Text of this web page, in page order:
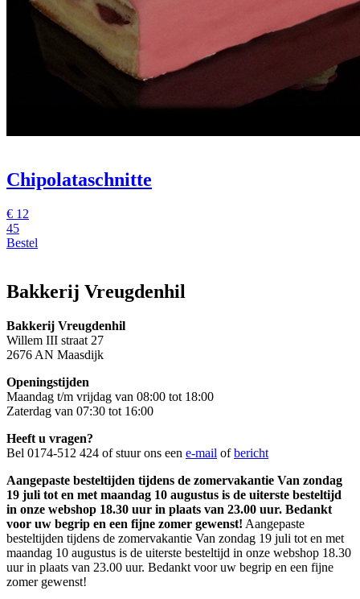
Chipolataschnitte
€ 12
45
Bestel
Bakkerij Vreugdenhil
Bakkerij Vreugdenhil
Willem III straat 27
2676 AN Maasdijk
Openingstijden
Maandag t/m vrijdag van 08:00 tot 18:00
Zaterdag van 07:30 tot 16:00
Heeft u vragen?
Bel 0174-512 424 of stuur ons een e-mail ofbericht
Aangepaste besteltijden tijdens de zomervakantie Van zondag
19 juli tot en met maandag 10 augustus is de uiterste besteltijd
in onze webshop 18.30 uur in plaats van 23.00 uur. Bedankt
voor uw begrip en een fijne zomer gewenst! Aangepaste
besteltijden tijdens de zomervakantie Van zondag 19 juli tot en met
maandag 10 augustus is de uiterste besteltijd in onze webshop 18.30
uur in plaats van 23.00 uur. Bedankt voor uw begrip en een fijne
zomer gewenst!